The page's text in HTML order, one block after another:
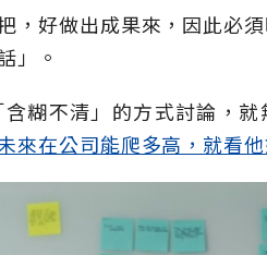
，好做出成果來，因此必
」。
糊不清」的方式討論，就
來在公司能爬多高，就看